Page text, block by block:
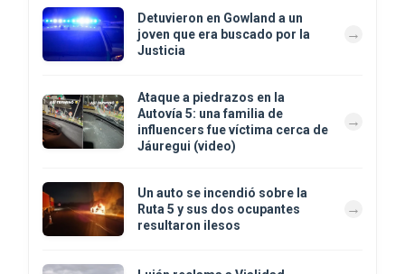
Detuvieron en Gowland a un
joven que era buscado por la
Justicia
Ataque a piedrazos en la
Autovía 5: una familia de
influencers fue víctima cerca de
Jáuregui (video)
Un auto se incendió sobre la
Ruta 5 y sus dos ocupantes
resultaron ilesos